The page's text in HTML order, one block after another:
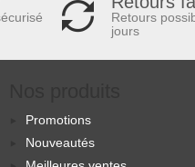
Retours
jours
Promotions
Nouveautés